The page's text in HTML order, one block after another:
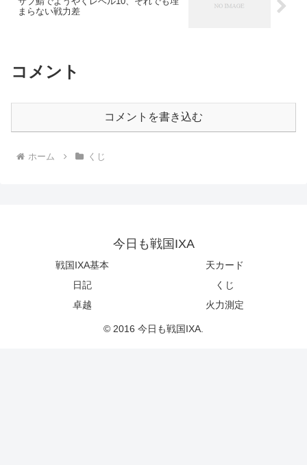
まらない戦力差
コメント
コメントを書き込む
ホーム くじ
今日も戦国IXA
戦国IXA基本
天カード
日記
くじ
卓越
火力測定
© 2016 今日も戦国IXA.